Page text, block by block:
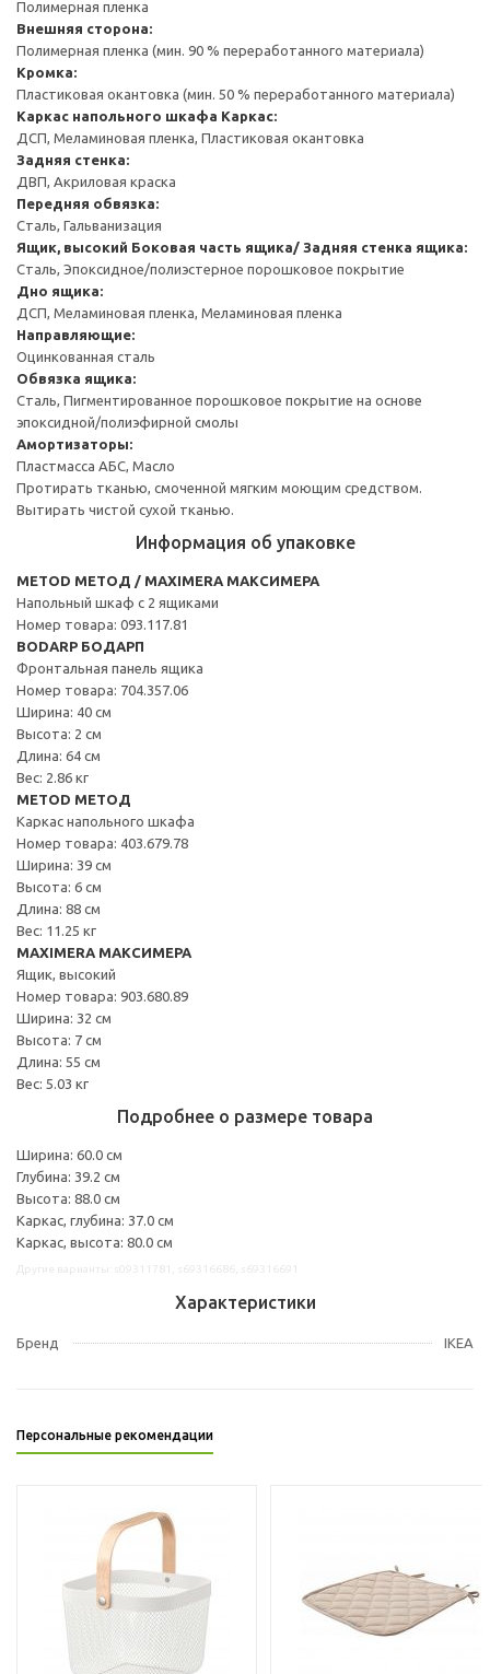
Полимерная пленка
Внешняя сторона:
Полимерная пленка (мин. 90 % переработанного материала)
Кромка:
Пластиковая окантовка (мин. 50 % переработанного материала)
Каркас напольного шкафа Каркас:
ДСП, Меламиновая пленка, Пластиковая окантовка
Задняя стенка:
ДВП, Акриловая краска
Передняя обвязка:
Сталь, Гальванизация
Ящик, высокий Боковая часть ящика/ Задняя стенка ящика:
Сталь, Эпоксидное/полиэстерное порошковое покрытие
Дно ящика:
ДСП, Меламиновая пленка, Меламиновая пленка
Направляющие:
Оцинкованная сталь
Обвязка ящика:
Сталь, Пигментированное порошковое покрытие на основе
эпоксидной/полиэфирной смолы
Амортизаторы:
Пластмасса АБС, Масло
Протирать тканью, смоченной мягким моющим средством.
Вытирать чистой сухой тканью.
Информация об упаковке
METOD МЕТОД / MAXIMERA МАКСИМЕРА
Напольный шкаф с 2 ящиками
Номер товара: 093.117.81
BODARP БОДАРП
Фронтальная панель ящика
Номер товара: 704.357.06
Ширина: 40 см
Высота: 2 см
Длина: 64 см
Вес: 2.86 кг
METOD МЕТОД
Каркас напольного шкафа
Номер товара: 403.679.78
Ширина: 39 см
Высота: 6 см
Длина: 88 см
Вес: 11.25 кг
MAXIMERA МАКСИМЕРА
Ящик, высокий
Номер товара: 903.680.89
Ширина: 32 см
Высота: 7 см
Длина: 55 см
Вес: 5.03 кг
Подробнее о размере товара
Ширина: 60.0 см
Глубина: 39.2 см
Высота: 88.0 см
Каркас, глубина: 37.0 см
Каркас, высота: 80.0 см
Характеристики
Бренд IKEA
Персональные рекомендации